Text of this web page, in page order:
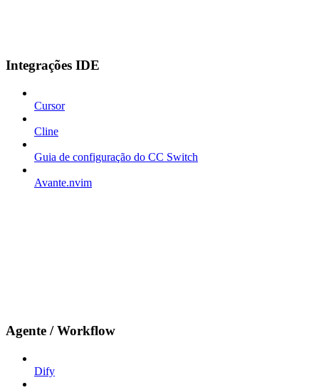
Integrações IDE
Cursor
Cline
Guia de configuração do CC Switch
Avante.nvim
Agente / Workflow
Dify